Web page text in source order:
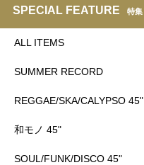
SPECIAL FEATURE 特集
ALL ITEMS
SUMMER RECORD
REGGAE/SKA/CALYPSO 45"
和モノ 45"
SOUL/FUNK/DISCO 45"